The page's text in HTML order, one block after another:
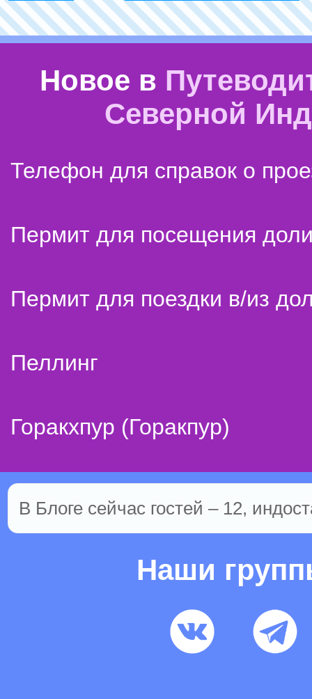
Новое в
Северной
Телефон для справок о
Пермит для посещения
Пермит для поездки в/из
Пеллинг
Горакхпур (Горакпур)
В Блоге сейчас гостей – 12,
Наши